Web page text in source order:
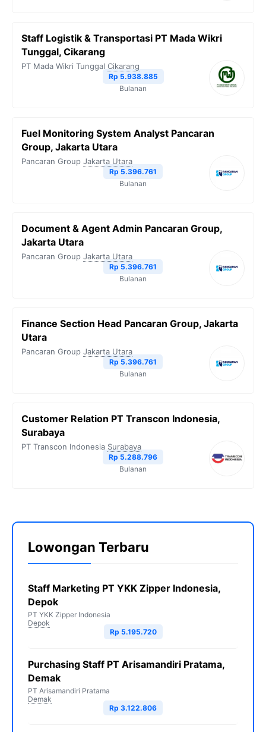
Staff Logistik & Transportasi PT Mada Wikri
Tunggal, Cikarang
PT Mada Wikri Tunggal Cikarang
Rp 5.938.885
Bulanan
Fuel Monitoring System Analyst Pancaran
Group, Jakarta Utara
Pancaran Group Jakarta Utara
Rp 5.396.761
Bulanan
Document & Agent Admin Pancaran Group,
Jakarta Utara
Pancaran Group Jakarta Utara
Rp 5.396.761
Bulanan
Finance Section Head Pancaran Group, Jakarta
Utara
Pancaran Group Jakarta Utara
Rp 5.396.761
Bulanan
Customer Relation PT Transcon Indonesia,
Surabaya
PT Transcon Indonesia Surabaya
Rp 5.288.796
Bulanan
Lowongan Terbaru
Staff Marketing PT YKK Zipper Indonesia,
Depok
PT YKK Zipper Indonesia
Depok
Rp 5.195.720
Purchasing Staff PT Arisamandiri Pratama,
Demak
PT Arisamandiri Pratama
Demak
Rp 3.122.806